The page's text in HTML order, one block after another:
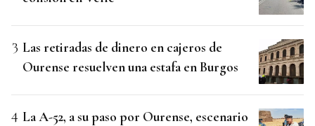
Las retiradas de dinero en cajeros de
Ourense resuelven una estafa en Burgos
La A-52, a su paso por Ourense, escenario